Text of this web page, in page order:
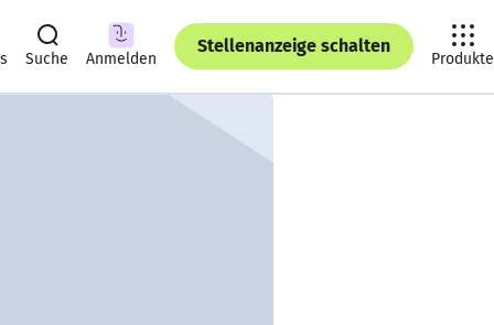
Suche Anmelden
Stellenanzeige schalten
Produkte